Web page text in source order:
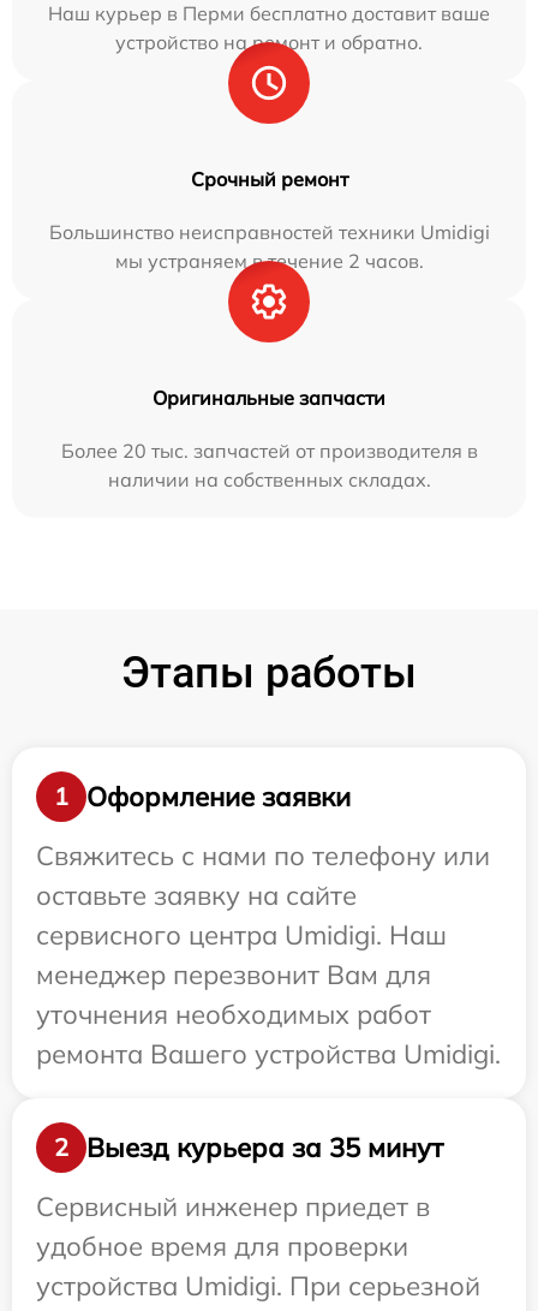
Наш курьер в Перми бесплатно доставит ваше
устройство на ремонт и обратно.
Срочный ремонт
Большинство неисправностей техники Umidigi
мы устраняем в течение 2 часов.
Оригинальные запчасти
Более 20 тыс. запчастей от производителя в
наличии на собственных складах.
Этапы работы
1
Оформление заявки
Свяжитесь с нами по телефону или
оставьте заявку на сайте
сервисного центра Umidigi. Наш
менеджер перезвонит Вам для
уточнения необходимых работ
ремонта Вашего устройства Umidigi.
2
Выезд курьера за 35 минут
Сервисный инженер приедет в
удобное время для проверки
устройства Umidigi. При серьезной